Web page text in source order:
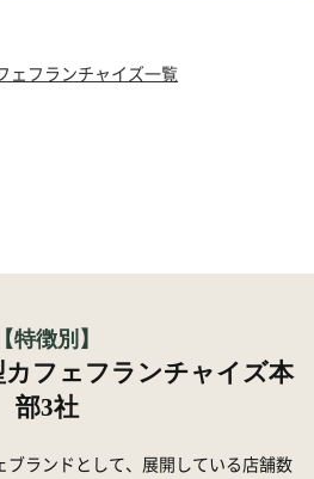
ェフランチャイズ一覧
【特徴別】
フェフランチャイズ本
部3社
ブランドとして、展開している店舗数